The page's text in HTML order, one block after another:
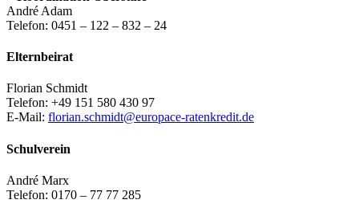
André Adam
Telefon: 0451 – 122 – 832 – 24
Elternbeirat
Florian Schmidt
Telefon: +49 151 580 430 97
E-Mail: florian.schmidt@europace-ratenkredit.de
Schulverein
André Marx
Telefon: 0170 – 77 77 285